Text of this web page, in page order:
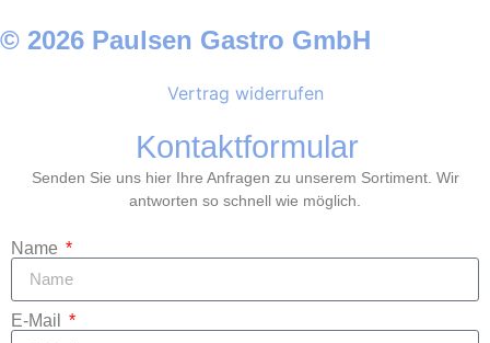
© 2026 Paulsen Gastro GmbH
Vertrag widerrufen
Kontaktformular
Senden Sie uns hier Ihre Anfragen zu unserem Sortiment. Wir
antworten so schnell wie möglich.
Name
E-Mail